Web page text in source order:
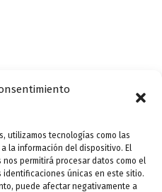
utilizamos tecnologías como las
la información del dispositivo. El
permitirá procesar datos como el
únicas en este sitio.
puede afectar negativamente a
con Belisa en su jardín” (Federico
Teatro. Elenco: Fernando Enrique